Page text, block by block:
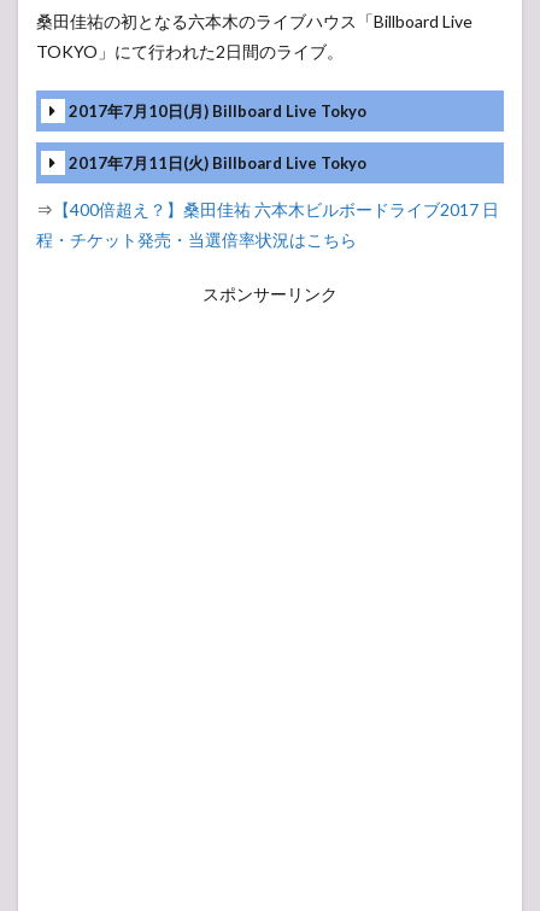
桑田佳祐の初となる六本木のライブハウス「Billboard Live
TOKYO」にて行われた2日間のライブ。
2017年7月10日(月) Billboard Live Tokyo
2017年7月11日(火) Billboard Live Tokyo
⇒ 【400倍超え？】桑田佳祐 六本木ビルボードライブ2017 日
程・チケット発売・当選倍率状況はこちら
スポンサーリンク